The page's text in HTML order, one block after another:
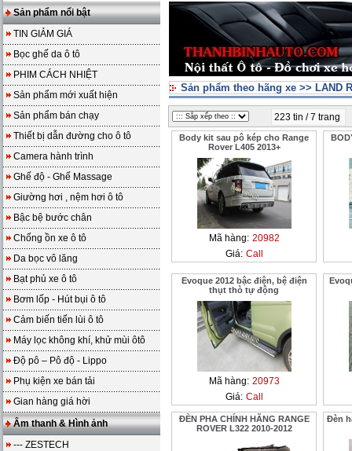
Sản phẩm nổi bật
TIN GIẢM GIÁ
Bọc ghế da ô tô
PHIM CÁCH NHIỆT
Sản phẩm mới xuất hiện
Sản phẩm bán chạy
Thiết bị dẫn đường cho ô tô
Camera hành trình
Ghế độ - Ghế Massage
Giường hơi , nệm hơi ô tô
Bậc bệ bước chân
Chống ồn xe ô tô
Da bọc vô lăng
Bạt phủ xe ô tô
Bơm lốp - Hút bụi ô tô
Cảm biến tiến lùi ô tô
Máy lọc không khí, khử mùi ôtô
Độ pô – Pô độ - Lippo
Phụ kiện xe bán tải
Gian hàng giá hời
Âm thanh & Hình ảnh
--- ZESTECH
Sản phẩm theo hãng xe >> LAND
223 tin / 7 trang
Body kit sau pô kép cho Range
Rover L405 2013+
Mã hàng: 20982
Giá: Call
Evoque 2012 bậc điện, bệ điện
thụt thò tự động
Mã hàng: 20973
Giá: Call
ĐÈN PHA CHÍNH HÃNG RANGE
ROVER L322 2010-2012
Đèn